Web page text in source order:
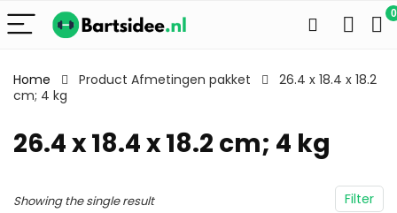
0
Home Product Afmetingen pakket
26.4 x 18.4 x 18.2
cm; 4 kg
26.4 x 18.4 x 18.2 cm; 4 kg
Filter
Showing the single result